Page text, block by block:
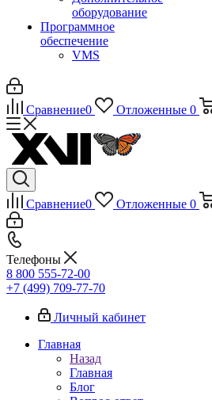
оборудование
Программное
обеспечение
VMS
Сравнение0 Отложенные 0
Сравнение0 Отложенные 0
Телефоны
8 800 555-72-00
+7 (499) 709-77-70
Личный кабинет
Главная
Назад
Главная
Блог